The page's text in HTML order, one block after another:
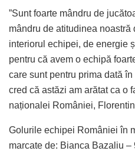
”Sunt foarte mândru de
mândru de atitudinea noastră
interiorul echipei, de energie
pentru că avem o echipă
care sunt pentru prima dată
cred că astăzi am arătat ca o
naționalei României,
Golurile echipei României în
marcate de: Bianca Bazaliu –